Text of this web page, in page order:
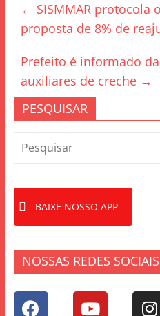
b
o
o
k
← SISMMAR protocola
proposta de 8% de
Prefeito é informado
auxiliares de creche →
PESQUISAR
BAIXE NOSSO APP
NOSSAS REDES SOCIAIS